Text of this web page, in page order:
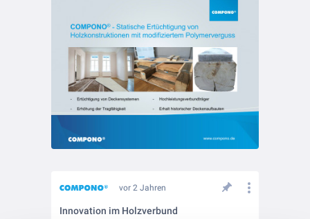
vor 2 Jahren
Innovation im Holzverbund